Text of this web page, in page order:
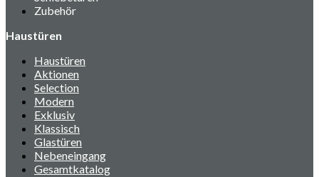
Zubehör
Haustüren
Haustüren
Aktionen
Selection
Modern
Exklusiv
Klassisch
Glastüren
Nebeneingang
Gesamtkatalog